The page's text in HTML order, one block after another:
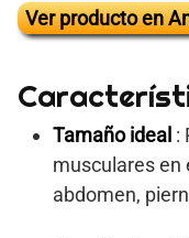
Ver producto en
Tamaño ideal :
musculares en
abdomen,